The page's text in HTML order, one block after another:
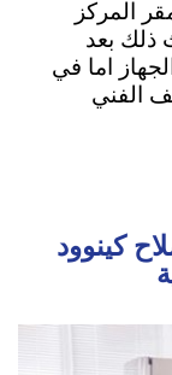
المركز
ذلك بعد
اما في
الفني
كينوود